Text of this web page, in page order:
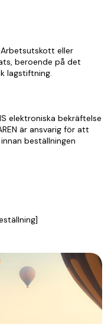
eller
beroende på det
lagstiftning.
elektroniska bekräftelse
är ansvarig för att
beställningen